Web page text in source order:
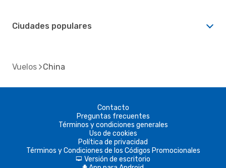
Ciudades populares
Vuelos China
Contacto
Preguntas frecuentes
Términos y condiciones generales
Uso de cookies
Política de privacidad
Términos y Condiciones de los Códigos Promocionales
d Versión de escritorio